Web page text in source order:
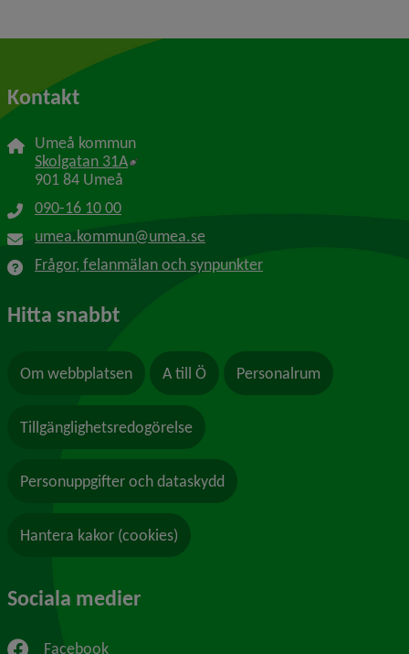
Kontakt
Umeå kommun
Skolgatan 31A Länk till annan webbplats, öppnas i nytt
901 84 Umeå
090-16 10 00
umea.kommun@umea.se
Frågor, felanmälan och synpunkter
Hitta snabbt
Om webbplatsen A till Ö Personalrum
Tillgänglighetsredogörelse
Personuppgifter och dataskydd
Hantera kakor (cookies)
Sociala medier
Facebook